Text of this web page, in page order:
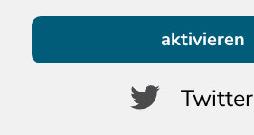
aktivieren
Twitter